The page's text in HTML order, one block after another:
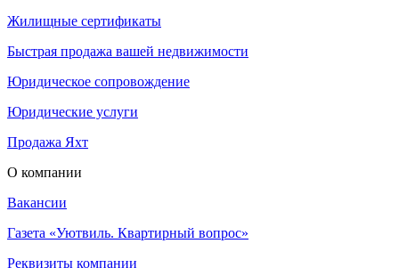
Жилищные сертификаты
Быстрая продажа вашей недвижимости
Юридическое сопровождение
Юридические услуги
Продажа Яхт
О компании
Вакансии
Газета «Уютвиль. Квартирный вопрос»
Реквизиты компании